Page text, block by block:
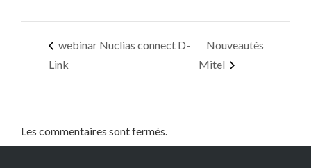
webinar Nuclias connect D-
Link
Nouveautés
Mitel
Les commentaires sont fermés.